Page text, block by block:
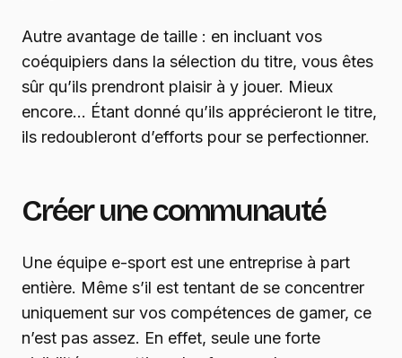
Autre avantage de taille : en incluant vos
coéquipiers dans la sélection du titre, vous êtes
sûr qu’ils prendront plaisir à y jouer. Mieux
encore… Étant donné qu’ils apprécieront le titre,
ils redoubleront d’efforts pour se perfectionner.
Créer une communauté
Une équipe e-sport est une entreprise à part
entière. Même s’il est tentant de se concentrer
uniquement sur vos compétences de gamer, ce
n’est pas assez. En effet, seule une forte